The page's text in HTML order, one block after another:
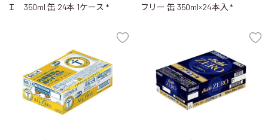
Ｉ 350ml 缶 24本 1ケース *
フリー 缶 350ml×24本入 *